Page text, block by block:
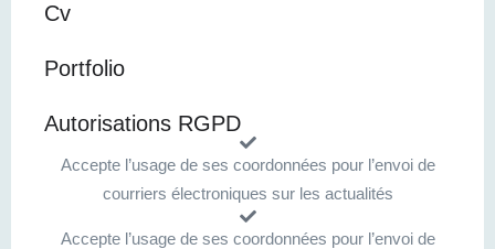
Cv
Portfolio
Autorisations RGPD
Accepte l’usage de ses coordonnées pour l’envoi de
courriers électroniques sur les actualités
Accepte l’usage de ses coordonnées pour l’envoi de